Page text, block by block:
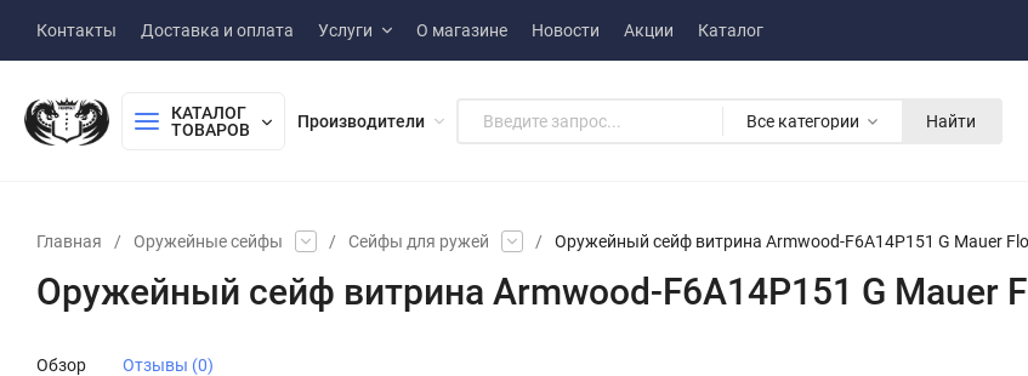
Контакты Доставка и оплата Услуги О магазине Новости Акции Каталог
КАТАЛОГ
ТОВАРОВ
Производители Все категории Найти
Главная / Оружейные сейфы / Сейфы для ружей / Оружейный сейф витрина Armwood-F6A14P151 G Mauer
Оружейный сейф витрина Armwood-F6A14P151 G Mauer
Обзор Отзывы (0)